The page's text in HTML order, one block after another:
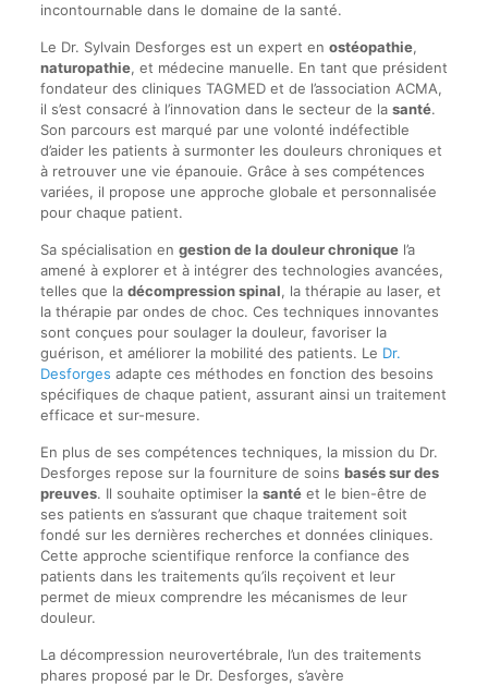
incontournable dans le domaine de la santé.
Le Dr. Sylvain Desforges est un expert en ostéopathie,
naturopathie, et médecine manuelle. En tant que président
fondateur des cliniques TAGMED et de l’association ACMA,
il s’est consacré à l’innovation dans le secteur de la santé.
Son parcours est marqué par une volonté indéfectible
d’aider les patients à surmonter les douleurs chroniques et
à retrouver une vie épanouie. Grâce à ses compétences
variées, il propose une approche globale et personnalisée
pour chaque patient.
Sa spécialisation en gestion de la douleur chroniquel’a
amené à explorer et à intégrer des technologies avancées,
telles que la décompression spinal, la thérapie au laser, et
la thérapie par ondes de choc. Ces techniques innovantes
sont conçues pour soulager la douleur, favoriser la
guérison, et améliorer la mobilité des patients. Le Dr.
Desforges adapte ces méthodes en fonction des besoins
spécifiques de chaque patient, assurant ainsi un traitement
efficace et sur-mesure.
En plus de ses compétences techniques, la mission du Dr.
Desforges repose sur la fourniture de soins basés sur des
preuves. Il souhaite optimiser la santéet le bien-être de
ses patients en s’assurant que chaque traitement soit
fondé sur les dernières recherches et données cliniques.
Cette approche scientifique renforce la confiance des
patients dans les traitements qu’ils reçoivent et leur
permet de mieux comprendre les mécanismes de leur
douleur.
La décompression neurovertébrale, l’un des traitements
phares proposé par le Dr. Desforges, s’avère